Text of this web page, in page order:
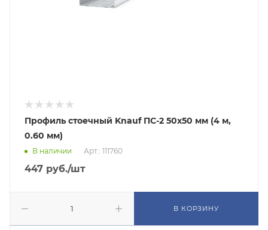
Профиль стоечный Knauf ПС-2 50х50 мм (4 м,
0.60 мм)
В наличии Арт.: 111760
447 руб./шт
В КОРЗИНУ